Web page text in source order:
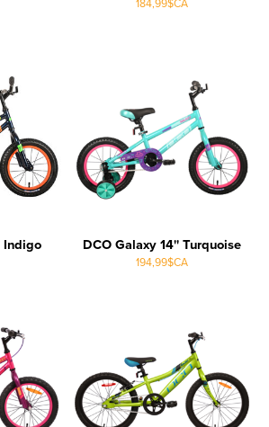
184,99$CA
Indigo DCO Galaxy 14'' Turquoise
194,99$CA